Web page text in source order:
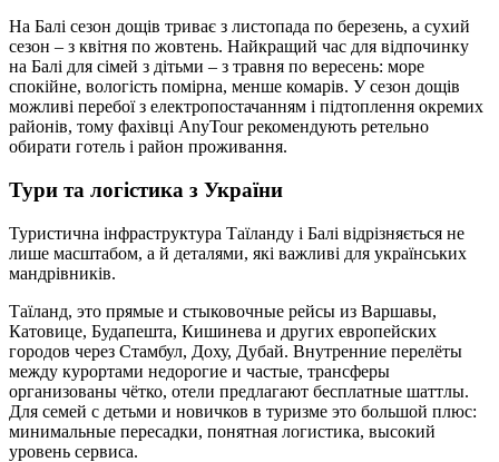
На Балі сезон дощів триває з листопада по березень, а сухий
сезон – з квітня по жовтень. Найкращий час для відпочинку
на Балі для сімей з дітьми – з травня по вересень: море
спокійне, вологість помірна, менше комарів. У сезон дощів
можливі перебої з електропостачанням і підтоплення окремих
районів, тому фахівці AnyTour рекомендують ретельно
обирати готель і район проживання.
Тури та логістика з України
Туристична інфраструктура Таїланду і Балі відрізняється не
лише масштабом, а й деталями, які важливі для українських
мандрівників.
Таїланд, это прямые и стыковочные рейсы из Варшавы,
Катовице, Будапешта, Кишинева и других европейских
городов через Стамбул, Доху, Дубай. Внутренние перелёты
между курортами недорогие и частые, трансферы
организованы чётко, отели предлагают бесплатные шаттлы.
Для семей с детьми и новичков в туризме это большой плюс:
минимальные пересадки, понятная логистика, высокий
уровень сервиса.